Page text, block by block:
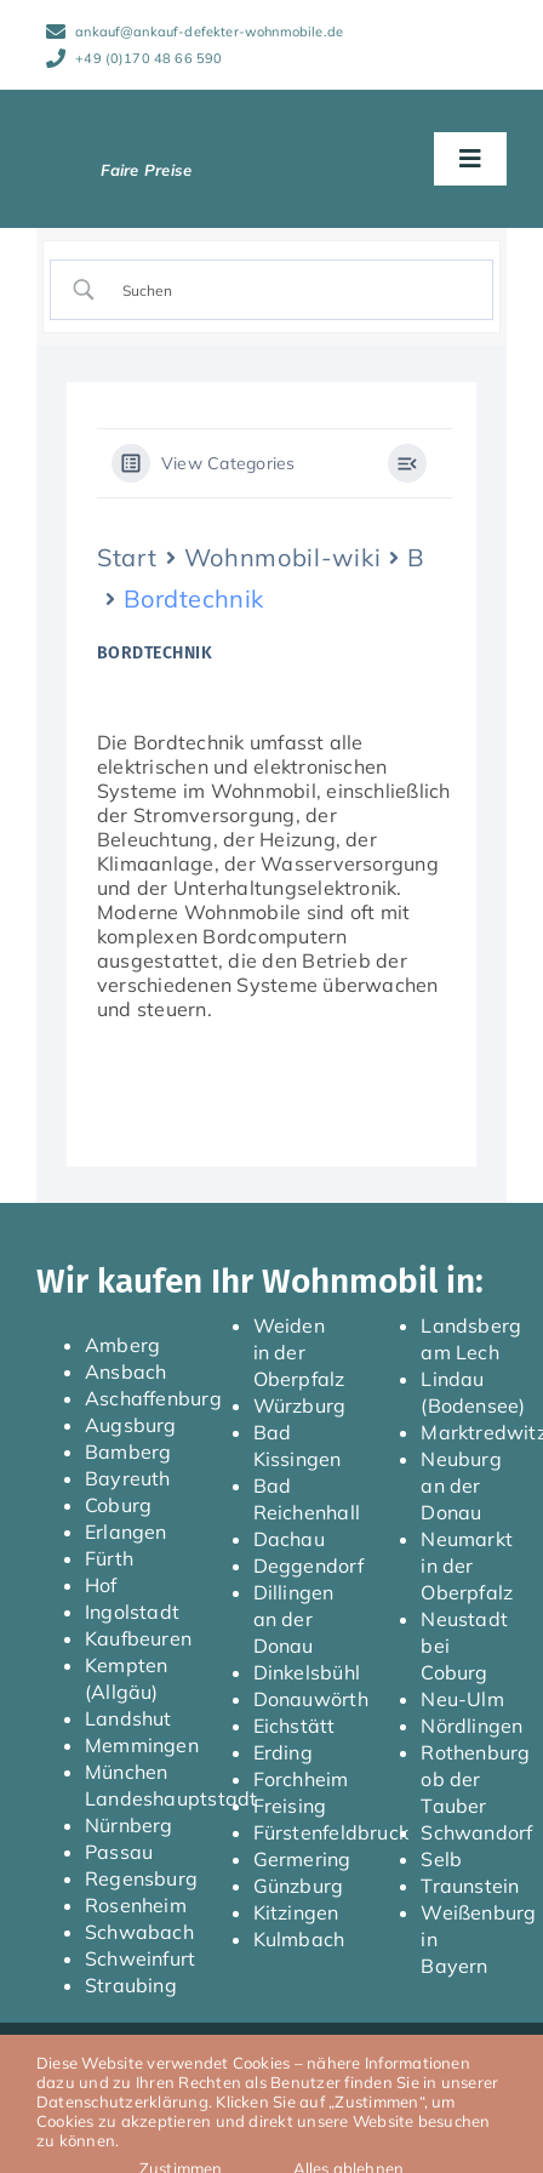
Inhalt
springen
ankauf@ankauf-defekter-wohnmobile.de
+49 (0)170 48 66 590
Toggle
Aktuelles
View Categories
Start Wohnmobil-wiki
B
Bordtechnik
BORDTECHNIK
Die Bordtechnik umfasst alle
elektrischen und elektronischen
Systeme im Wohnmobil, einschließlich
der Stromversorgung, der
Beleuchtung, der Heizung, der
Klimaanlage, der Wasserversorgung
und der Unterhaltungselektronik.
Moderne Wohnmobile sind oft mit
komplexen Bordcomputern
ausgestattet, die den Betrieb der
verschiedenen Systeme überwachen
und steuern.
Wir kaufen Ihr Wohnmobil in:
Amberg
Ansbach
Aschaffenburg
Augsburg
Bamberg
Bayreuth
Coburg
Erlangen
Fürth
Hof
Ingolstadt
Kaufbeuren
Kempten
(Allgäu)
Landshut
Memmingen
München
Landeshauptstadt
Nürnberg
Passau
Regensburg
Rosenheim
Schwabach
Schweinfurt
Straubing
Weiden
in der
Oberpfalz
Würzburg
Bad
Kissingen
Bad
Reichenhall
Dachau
Deggendorf
Dillingen
an der
Donau
Dinkelsbühl
Donauwörth
Eichstätt
Erding
Forchheim
Freising
Fürstenfeldbruck
Germering
Günzburg
Kitzingen
Kulmbach
Landsberg
am Lech
Lindau
(Bodensee)
Neuburg
an der
Donau
Neumarkt
in der
Oberpfalz
Neustadt
bei
Coburg
Neu-Ulm
Nördlingen
Rothenburg
ob der
Tauber
Schwandorf
Selb
Traunstein
Weißenburg
in
Bayern
© 2026 T.Y Automobile I ImpressumIDatenschutz
Diese Website verwendet Cookies – nähere Informationen
dazu und zu Ihren Rechten als Benutzer finden Sie in unserer
Datenschutzerklärung. Klicken Sie auf „Zustimmen“, um
Cookies zu akzeptieren und direkt unsere Website besuchen
zu können.
Zustimmen
Alles ablehnen